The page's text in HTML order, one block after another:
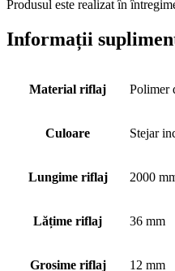
Produsul este realizat în
Informații
Material riflaj Polimer
Culoare Stejar
Lungime riflaj 2000
Lățime riflaj 36 mm
Grosime riflaj 12 mm